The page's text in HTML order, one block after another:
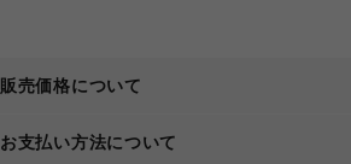
販売価格について
お支払い方法について